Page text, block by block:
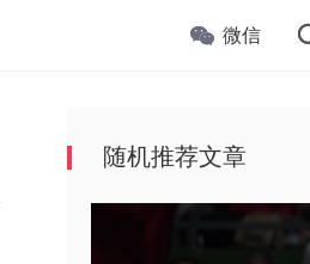
微信
随机推荐文章